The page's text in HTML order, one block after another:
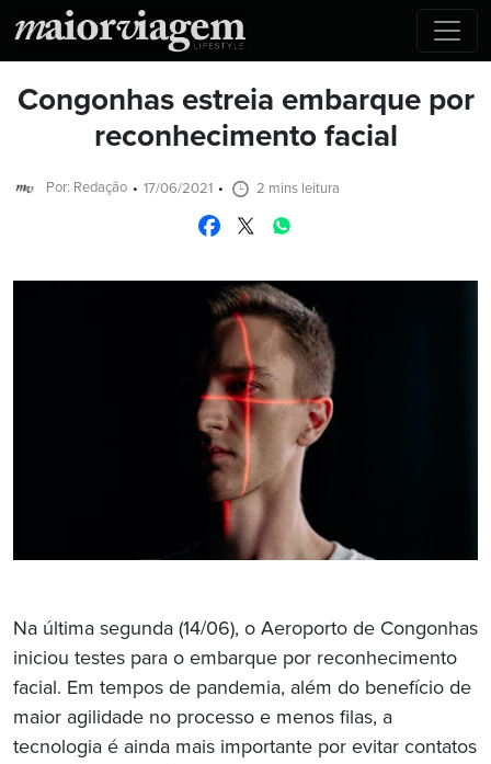
Congonhas estreia embarque por
reconhecimento facial
Por: Redação 17/06/2021 2 mins leitura
Na última segunda (14/06), o Aeroporto de Congonhas
iniciou testes para o embarque por reconhecimento
facial. Em tempos de pandemia, além do benefício de
maior agilidade no processo e menos filas, a
tecnologia é ainda mais importante por evitar contatos